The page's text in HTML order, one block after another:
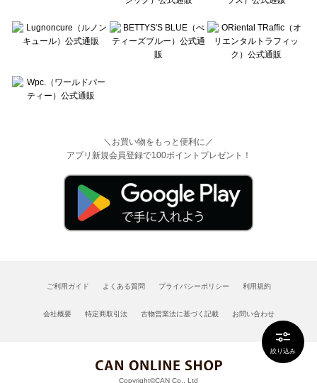
絞り込み
＼お買い物をもっと便利に／
アプリ新規会員登録で100ポイントプレゼント！
ご利用ガイド よくある質問 プライバシーポリシー 利用規約
会社概要 特定商取引法 古物営業法に基づく記載 お問い合わせ
Copyright©CAN Co., Ltd